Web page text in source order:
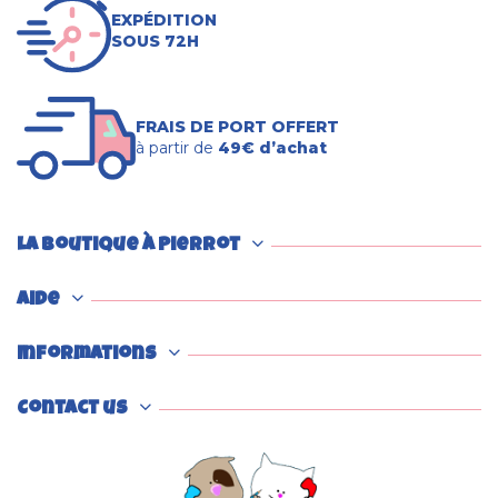
EXPÉDITION
SOUS 72H
FRAIS DE PORT OFFERT
à partir de 49€ d’achat
La boutique à Pierrot
Aide
Informations
Contact us